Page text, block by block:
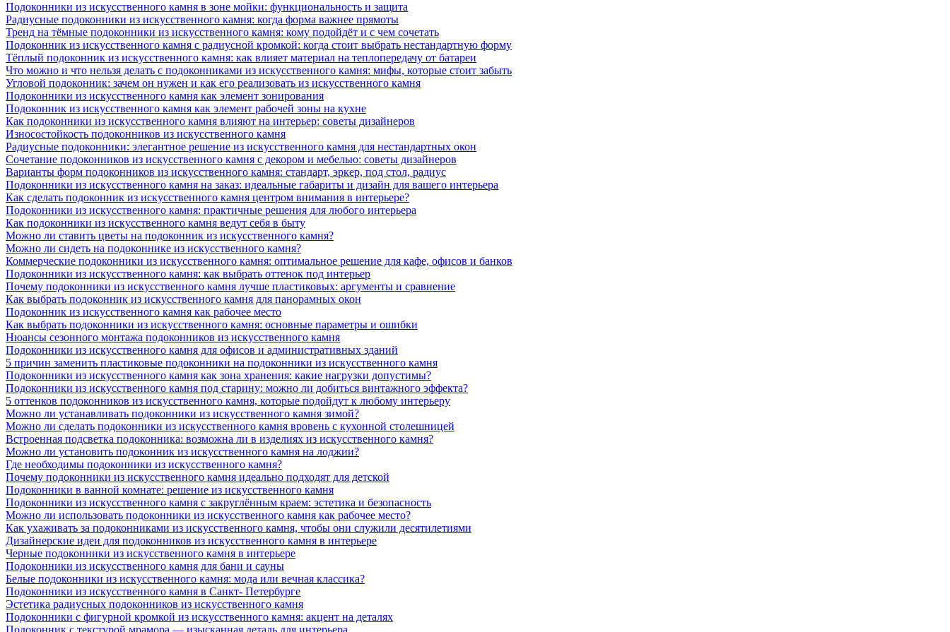
Подоконники из искусственного камня в зоне мойки: функциональность и защита
Радиусные подоконники из искусственного камня: когда форма важнее прямоты
Тренд на тёмные подоконники из искусственного камня: кому подойдёт и с чем сочетать
Подоконник из искусственного камня с радиусной кромкой: когда стоит выбрать нестандартную форму
Тёплый подоконник из искусственного камня: как влияет материал на теплопередачу от батареи
Что можно и что нельзя делать с подоконниками из искусственного камня: мифы, которые стоит забыть
Угловой подоконник: зачем он нужен и как его реализовать из искусственного камня
Подоконники из искусственного камня как элемент зонирования
Подоконник из искусственного камня как элемент рабочей зоны на кухне
Как подоконники из искусственного камня влияют на интерьер: советы дизайнеров
Износостойкость подоконников из искусственного камня
Радиусные подоконники: элегантное решение из искусственного камня для нестандартных окон
Сочетание подоконников из искусственного камня с декором и мебелью: советы дизайнеров
Варианты форм подоконников из искусственного камня: стандарт, эркер, под стол, радиус
Подоконники из искусственного камня на заказ: идеальные габариты и дизайн для вашего интерьера
Как сделать подоконник из искусственного камня центром внимания в интерьере?
Подоконники из искусственного камня: практичные решения для любого интерьера
Как подоконники из искусственного камня ведут себя в быту
Можно ли ставить цветы на подоконник из искусственного камня?
Можно ли сидеть на подоконнике из искусственного камня?
Коммерческие подоконники из искусственного камня: оптимальное решение для кафе, офисов и банков
Подоконники из искусственного камня: как выбрать оттенок под интерьер
Почему подоконники из искусственного камня лучше пластиковых: аргументы и сравнение
Как выбрать подоконник из искусственного камня для панорамных окон
Подоконник из искусственного камня как рабочее место
Как выбрать подоконники из искусственного камня: основные параметры и ошибки
Нюансы сезонного монтажа подоконников из искусственного камня
Подоконники из искусственного камня для офисов и административных зданий
5 причин заменить пластиковые подоконники на подоконники из искусственного камня
Подоконники из искусственного камня как зона хранения: какие нагрузки допустимы?
Подоконники из искусственного камня под старину: можно ли добиться винтажного эффекта?
5 оттенков подоконников из искусственного камня, которые подойдут к любому интерьеру
Можно ли устанавливать подоконники из искусственного камня зимой?
Можно ли сделать подоконники из искусственного камня вровень с кухонной столешницей
Встроенная подсветка подоконника: возможна ли в изделиях из искусственного камня?
Можно ли установить подоконник из искусственного камня на лоджии?
Где необходимы подоконники из искусственного камня?
Почему подоконники из искусственного камня идеально подходят для детской
Подоконники в ванной комнате: решение из искусственного камня
Подоконники из искусственного камня с закруглённым краем: эстетика и безопасность
Можно ли использовать подоконники из искусственного камня как рабочее место?
Как ухаживать за подоконниками из искусственного камня, чтобы они служили десятилетиями
Дизайнерские идеи для подоконников из искусственного камня в интерьере
Черные подоконники из искусственного камня в интерьере
Подоконники из искусственного камня для бани и сауны
Белые подоконники из искусственного камня: мода или вечная классика?
Подоконники из искусственного камня в Санкт- Петербурге
Эстетика радиусных подоконников из искусственного камня
Подоконники с фигурной кромкой из искусственного камня: акцент на деталях